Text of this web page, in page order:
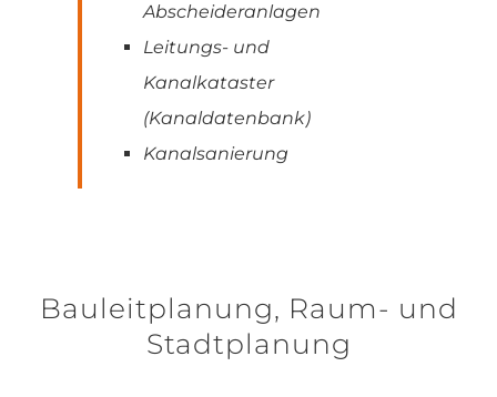
Abscheideranlagen
Leitungs- und
Kanalkataster
(Kanaldatenbank)
Kanalsanierung
Bauleitplanung, Raum- und
Stadtplanung